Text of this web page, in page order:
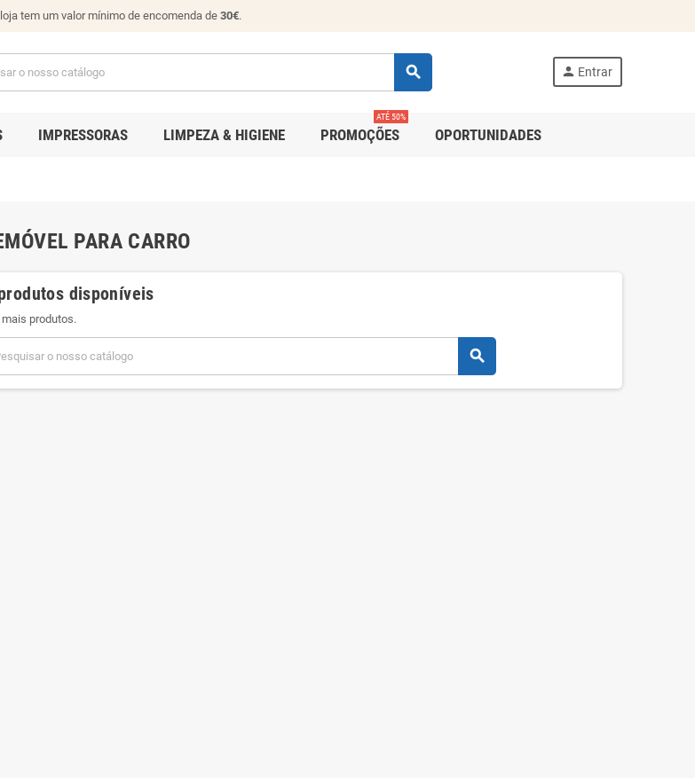
tem um valor mínimo de encomenda de30€.
search person Entrar
IMPRESSORAS LIMPEZA & HIGIENE PROMOÇÕES
ATÉ 50%
OPORTUNIDADES
PARA CARRO
disponíveis
produtos.
search